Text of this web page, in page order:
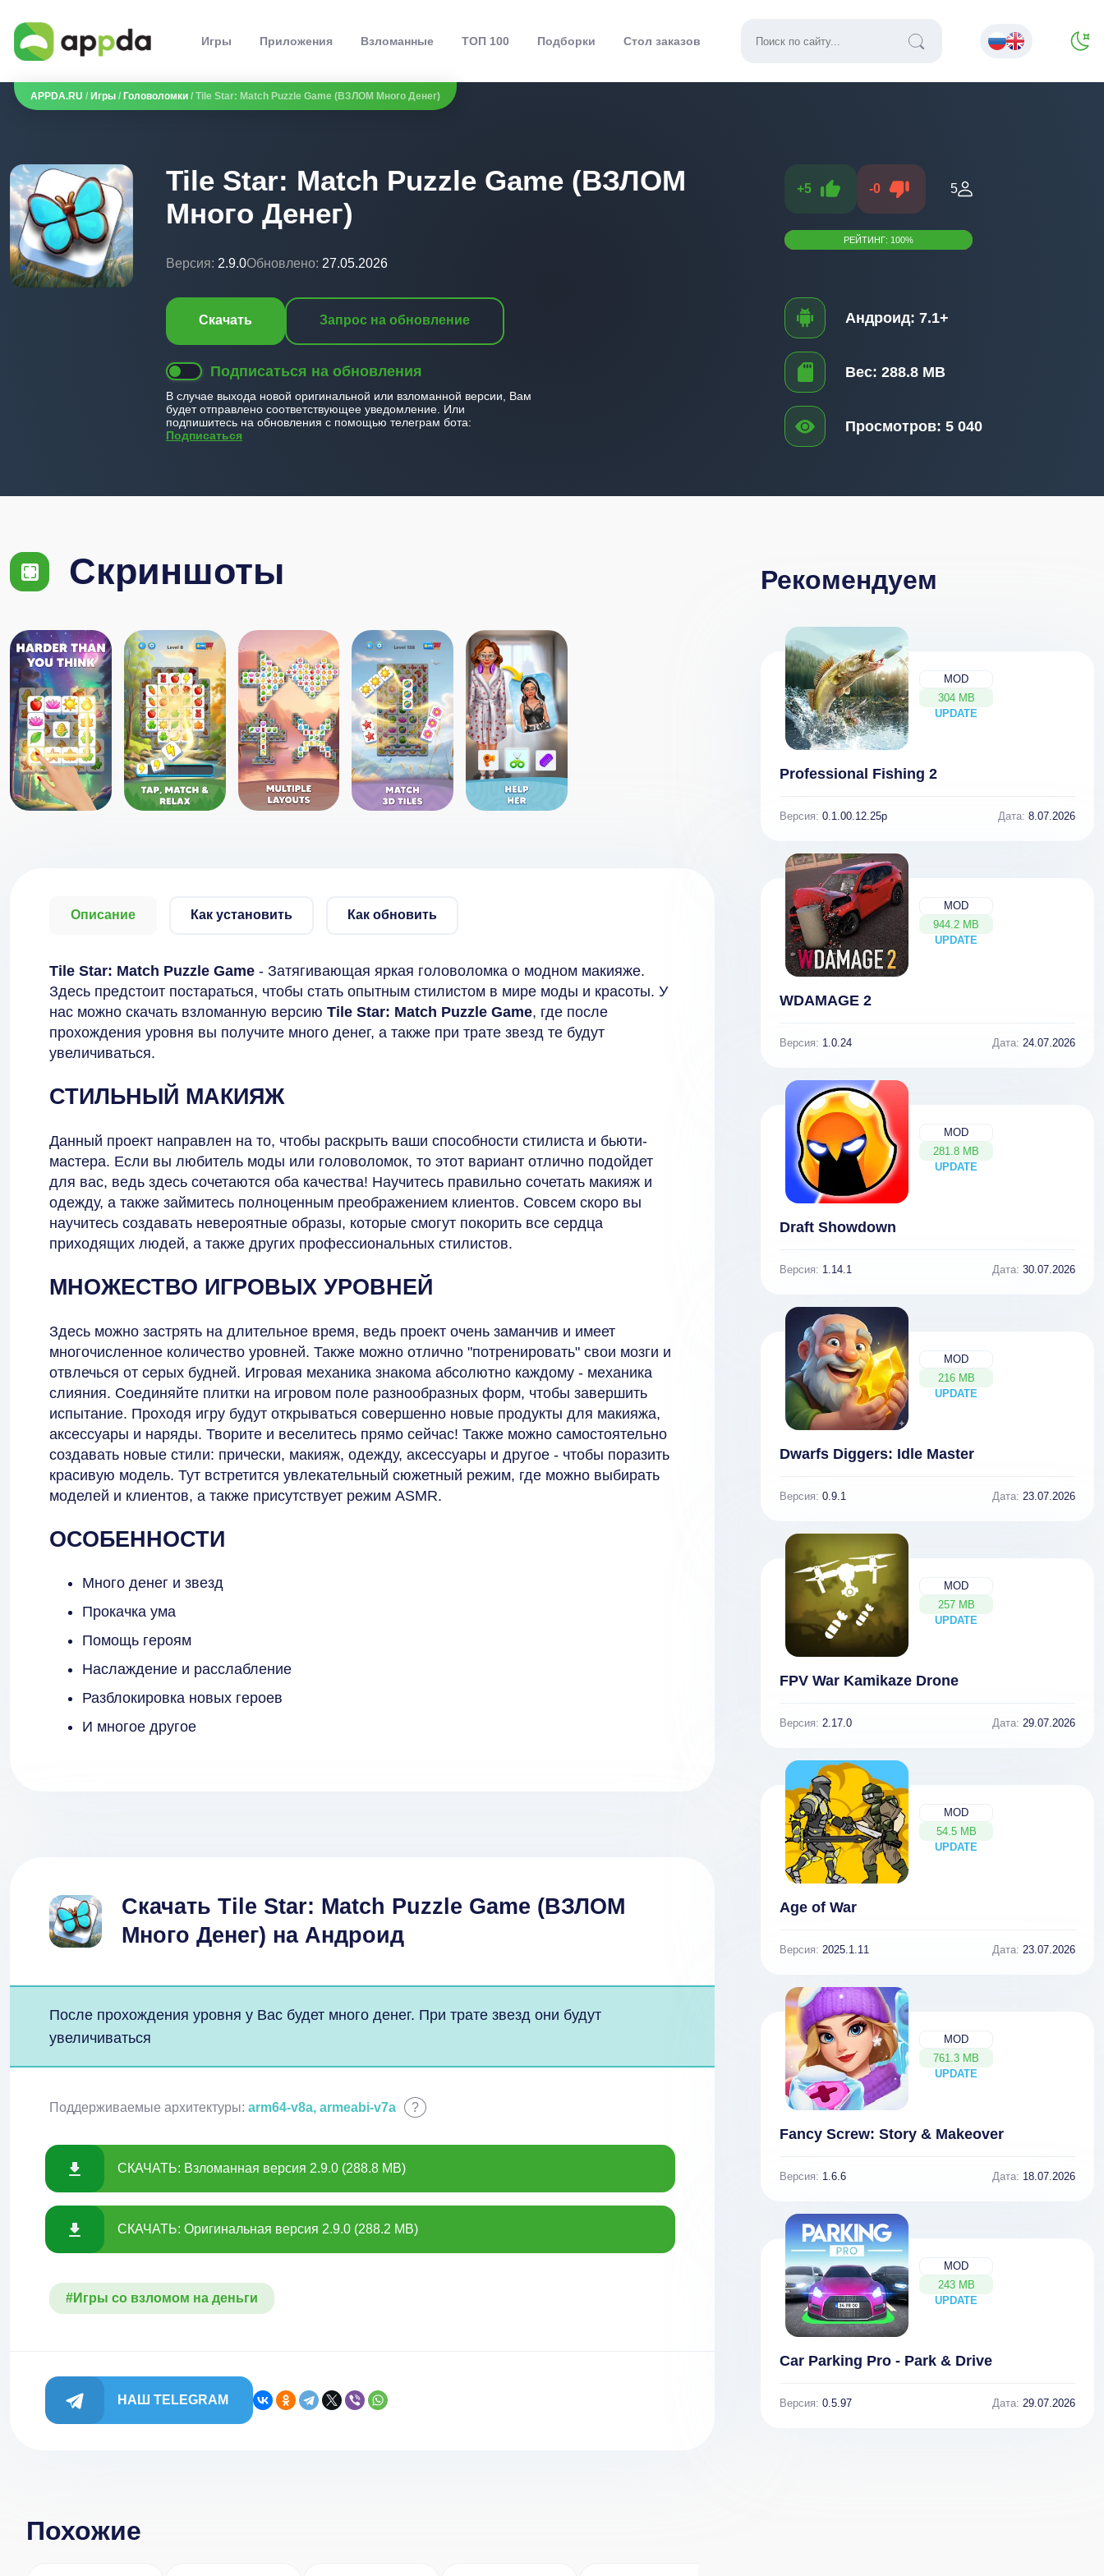
Игры Приложения Взломанные ТОП 100 Подборки Стол заказов
APPDA.RU / Игры / Головоломки / Tile Star: Match Puzzle Game (ВЗЛОМ Много Денег)
Tile Star: Match Puzzle Game (ВЗЛОМ
Много Денег)
Версия: 2.9.0Обновлено: 27.05.2026
Скачать Запрос на обновление
Подписаться на обновления
В случае выхода новой оригинальной или взломанной версии, Вам
будет отправлено соответствующее уведомление. Или
подпишитесь на обновления с помощью телеграм бота:
Подписаться
+5 -0 5
РЕЙТИНГ: 100%
Андроид: 7.1+
Вес: 288.8 MB
Просмотров: 5 040
Скриншоты
Описание Как установить Как обновить
Tile Star: Match Puzzle Game - Затягивающая яркая головоломка о модном макияже.
Здесь предстоит постараться, чтобы стать опытным стилистом в мире моды и красоты. У
нас можно скачать взломанную версию Tile Star: Match Puzzle Game, где после
прохождения уровня вы получите много денег, а также при трате звезд те будут
увеличиваться.
СТИЛЬНЫЙ МАКИЯЖ
Данный проект направлен на то, чтобы раскрыть ваши способности стилиста и бьюти-
мастера. Если вы любитель моды или головоломок, то этот вариант отлично подойдет
для вас, ведь здесь сочетаются оба качества! Научитесь правильно сочетать макияж и
одежду, а также займитесь полноценным преображением клиентов. Совсем скоро вы
научитесь создавать невероятные образы, которые смогут покорить все сердца
приходящих людей, а также других профессиональных стилистов.
МНОЖЕСТВО ИГРОВЫХ УРОВНЕЙ
Здесь можно застрять на длительное время, ведь проект очень заманчив и имеет
многочисленное количество уровней. Также можно отлично "потренировать" свои мозги и
отвлечься от серых будней. Игровая механика знакома абсолютно каждому - механика
слияния. Соединяйте плитки на игровом поле разнообразных форм, чтобы завершить
испытание. Проходя игру будут открываться совершенно новые продукты для макияжа,
аксессуары и наряды. Творите и веселитесь прямо сейчас! Также можно самостоятельно
создавать новые стили: прически, макияж, одежду, аксессуары и другое - чтобы поразить
красивую модель. Тут встретится увлекательный сюжетный режим, где можно выбирать
моделей и клиентов, а также присутствует режим ASMR.
ОСОБЕННОСТИ
Много денег и звезд
Прокачка ума
Помощь героям
Наслаждение и расслабление
Разблокировка новых героев
И многое другое
Скачать Tile Star: Match Puzzle Game (ВЗЛОМ
Много Денег) на Андроид
После прохождения уровня у Вас будет много денег. При трате звезд они будут
увеличиваться
Поддерживаемые архитектуры: arm64-v8a, armeabi-v7a ?
СКАЧАТЬ: Взломанная версия 2.9.0 (288.8 MB)
СКАЧАТЬ: Оригинальная версия 2.9.0 (288.2 MB)
#Игры со взломом на деньги
НАШ TELEGRAM
Похожие
Рекомендуем
MOD
304 MB
UPDATE
NEW
Professional Fishing 2
Версия: 0.1.00.12.25p Дата: 8.07.2026
MOD
944.2 MB
UPDATE
NEW
WDAMAGE 2
Версия: 1.0.24 Дата: 24.07.2026
MOD
281.8 MB
UPDATE
NEW
Draft Showdown
Версия: 1.14.1 Дата: 30.07.2026
MOD
216 MB
UPDATE
NEW
Dwarfs Diggers: Idle Master
Версия: 0.9.1 Дата: 23.07.2026
MOD
257 MB
UPDATE
NEW
FPV War Kamikaze Drone
Версия: 2.17.0 Дата: 29.07.2026
MOD
54.5 MB
UPDATE
NEW
Age of War
Версия: 2025.1.11 Дата: 23.07.2026
MOD
761.3 MB
UPDATE
NEW
Fancy Screw: Story & Makeover
Версия: 1.6.6 Дата: 18.07.2026
MOD
243 MB
UPDATE
NEW
Car Parking Pro - Park & Drive
Версия: 0.5.97 Дата: 29.07.2026